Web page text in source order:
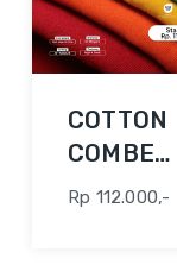
COTTON
COMBED
24S 42"
Rp 112.000,-